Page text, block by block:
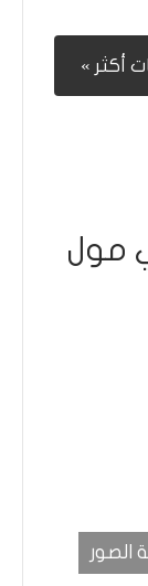
أكثر »
مول
الصور